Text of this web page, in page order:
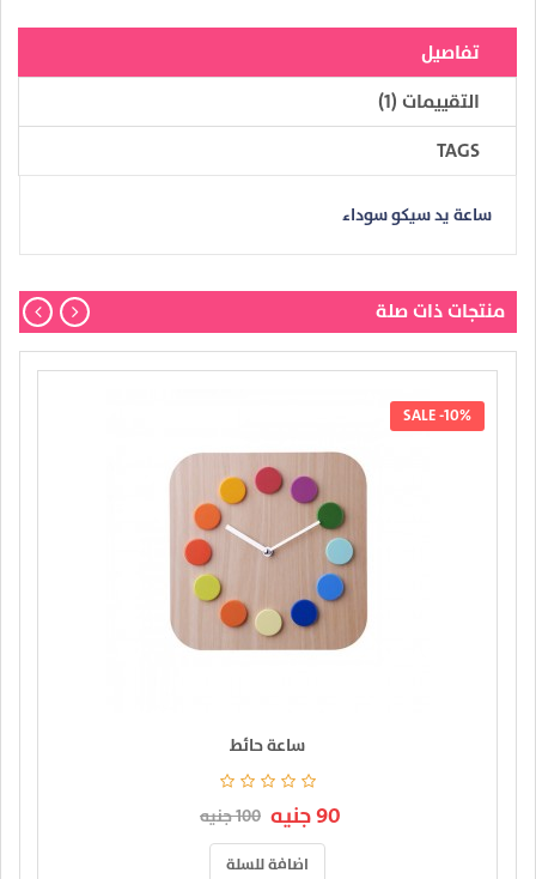
تفاصيل
التقييمات (1)
TAGS
ساعة يد سيكو سوداء
منتجات ذات صلة
SALE -10%
ساعة حائط
90 جنيه 100 جنيه
اضافة للسلة